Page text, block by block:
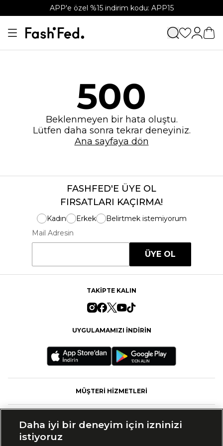
APP'e özel %15 indirim kodu: APP15
500
Beklenmeyen bir hata oluştu.
Lütfen daha sonra tekrar deneyiniz.
Ana sayfaya dön
FASHFED'E ÜYE OL
FIRSATLARI KAÇIRMA!
Kadın Erkek
Belirtmek istemiyorum
Mail Adresin
ÜYE OL
TAKİPTE KALIN
UYGULAMAMIZI İNDİRİN
MÜŞTERİ HİZMETLERİ
Daha iyi bir deneyim için izninizi
istiyoruz